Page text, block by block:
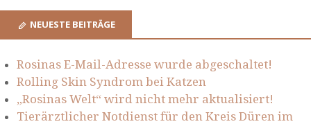
NEUESTE BEITRÄGE
Rosinas E-Mail-Adresse wurde abgeschaltet!
Rolling Skin Syndrom bei Katzen
„Rosinas Welt“ wird nicht mehr aktualisiert!
Tierärztlicher Notdienst für den Kreis Düren im